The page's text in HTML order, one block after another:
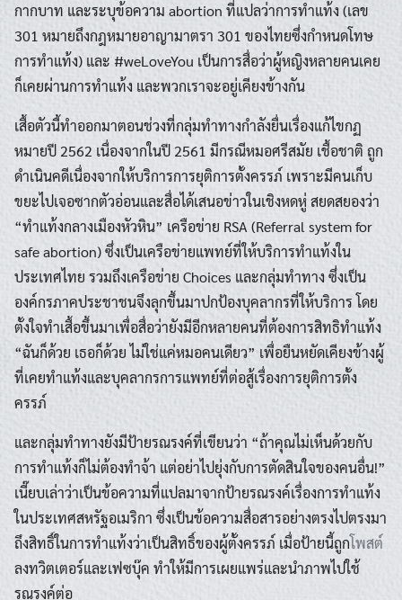
กากบาท และระบุข้อความ abortion ที่แปลว่าการทำแท้ง (เลข
301 หมายถึงกฎหมายอาญามาตรา 301 ของไทยซึ่งกำหนดโทษ
การทำแท้ง) และ #weLoveYou เป็นการสื่อว่าผู้หญิงหลายคนเคย
ก็เคยผ่านการทำแท้ง และพวกเราจะอยู่เคียงข้างกัน
เสื้อตัวนี้ทำออกมาตอนช่วงที่กลุ่มทำทางกำลังยื่นเรื่องแก้ไขกฏ
หมายปี 2562 เนื่องจากในปี 2561 มีกรณีหมอศรีสมัย เชื้อชาติ ถูก
ดำเนินคดีเนื่องจากให้บริการการยุติการตั้งครรภ์ เพราะมีคนเก็บ
ขยะไปเจอซากตัวอ่อนและสื่อได้เสนอข่าวในเชิงหดหู่ สยดสยองว่า
“ทำแท้งกลางเมืองหัวหิน” เครือข่าย RSA (Referral system for
safe abortion) ซึ่งเป็นเครือข่ายแพทย์ที่ให้บริการทำแท้งใน
ประเทศไทย รวมถึงเครือข่าย Choices และกลุ่มทำทาง ซึ่งเป็น
องค์กรภาคประชาชนจึงลุกขึ้นมาปกป้องบุคลากรที่ให้บริการ โดย
ตั้งใจทำเสื้อขึ้นมาเพื่อสื่อว่ายังมีอีกหลายคนที่ต้องการสิทธิทำแท้ง
“ฉันก็ด้วย เธอก็ด้วย ไม่ใช่แค่หมอคนเดียว” เพื่อยืนหยัดเคียงข้างผู้
ที่เคยทำแท้งและบุคลากรการแพทย์ที่ต่อสู้เรื่องการยุติการตั้ง
ครรภ์
และกลุ่มทำทางยังมีป้ายรณรงค์ที่เขียนว่า “ถ้าคุณไม่เห็นด้วยกับ
การทำแท้งก็ไม่ต้องทำจ้า แต่อย่าไปยุ่งกับการตัดสินใจของคนอื่น!”
เนี๊ยบเล่าว่าเป็นข้อความที่แปลมาจากป้ายรณรงค์เรื่องการทำแท้ง
ในประเทศสหรัฐอเมริกา ซึ่งเป็นข้อความสื่อสารอย่างตรงไปตรงมา
ถึงสิทธิ์ในการทำแท้งว่าเป็นสิทธิ์ของผู้ตั้งครรภ์ เมื่อป้ายนี้ถูกโพสต์
ลงทวิตเตอร์และเฟซบุ๊ค ทำให้มีการเผยแพร่และนำภาพไปใช้
รณรงค์ต่อ